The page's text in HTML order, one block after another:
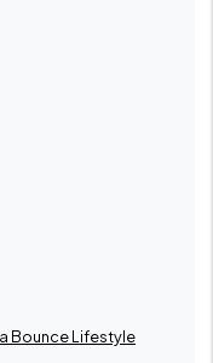
Bounce Lifestyle